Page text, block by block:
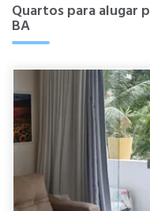
Quartos para alugar
BA